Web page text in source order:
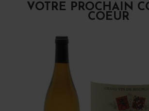
VOTRE PROCHAIN
COEUR